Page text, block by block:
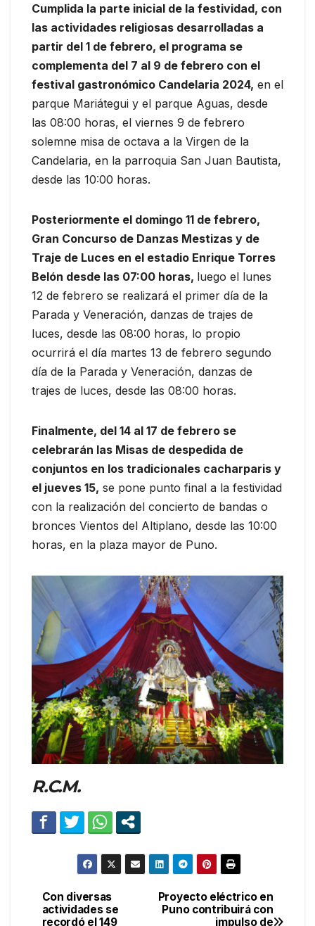
Cumplida la parte inicial de la festividad, con
las actividades religiosas desarrolladas a
partir del 1 de febrero, el programa se
complementa del 7 al 9 de febrero con el
festival gastronómico Candelaria 2024, en el
parque Mariátegui y el parque Aguas, desde
las 08:00 horas, el viernes 9 de febrero
solemne misa de octava a la Virgen de la
Candelaria, en la parroquia San Juan Bautista,
desde las 10:00 horas.
Posteriormente el domingo 11 de febrero,
Gran Concurso de Danzas Mestizas y de
Traje de Luces en el estadio Enrique Torres
Belón desde las 07:00 horas, luego el lunes
12 de febrero se realizará el primer día de la
Parada y Veneración, danzas de trajes de
luces, desde las 08:00 horas, lo propio
ocurrirá el día martes 13 de febrero segundo
día de la Parada y Veneración, danzas de
trajes de luces, desde las 08:00 horas.
Finalmente, del 14 al 17 de febrero se
celebrarán las Misas de despedida de
conjuntos en los tradicionales cacharparis y
el jueves 15, se pone punto final a la festividad
con la realización del concierto de bandas o
bronces Vientos del Altiplano, desde las 10:00
horas, en la plaza mayor de Puno.
R.C.M.
Navegación
Proyecto eléctrico en
Puno contribuirá con
impulso de
Con diversas
actividades se
recordó el 149